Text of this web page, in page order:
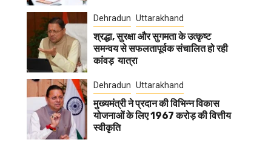
Dehradun Uttarakhand
श्रद्धा, सुरक्षा और सुगमता के उत्कृष्ट
समन्वय से सफलतापूर्वक संचालित हो रही
कांवड़ यात्रा
Dehradun Uttarakhand
मुख्यमंत्री ने प्रदान की विभिन्न विकास
योजनाओं के लिए 1967 करोड़ की वित्तीय
स्वीकृति